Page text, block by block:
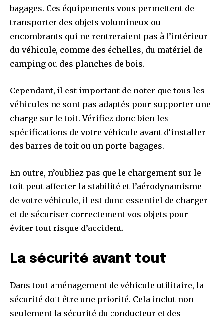
bagages. Ces équipements vous permettent de
transporter des objets volumineux ou
encombrants qui ne rentreraient pas à l’intérieur
du véhicule, comme des échelles, du matériel de
camping ou des planches de bois.
Cependant, il est important de noter que tous les
véhicules ne sont pas adaptés pour supporter une
charge sur le toit. Vérifiez donc bien les
spécifications de votre véhicule avant d’installer
des barres de toit ou un porte-bagages.
En outre, n’oubliez pas que le chargement sur le
toit peut affecter la stabilité et l’aérodynamisme
de votre véhicule, il est donc essentiel de charger
et de sécuriser correctement vos objets pour
éviter tout risque d’accident.
La sécurité avant tout
Dans tout aménagement de véhicule utilitaire, la
sécurité doit être une priorité. Cela inclut non
seulement la sécurité du conducteur et des